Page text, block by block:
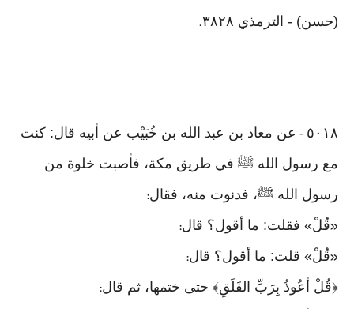
(حسن) - الترمذي ٣٨٢٨ .
٥٠١٨ - عن معاذ بن عبد الله بن خُبَيْب عن أبيه قال: كنت
مع رسول الله ﷺ في طريق مكة، فأصبت خلوة من
رسول الله ﷺ، فدنوت منه، فقال:
«قُلْ» فقلت: ما أقول؟ قال:
«قُلْ» قلت: ما أقول؟ قال:
﴿قُلْ أعُوذُ بِرَبِّ الفَلَقِ﴾ حتى ختمها، ثم قال: